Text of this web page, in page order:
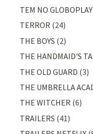
TEM NO GLOBOPLAY
TERROR (24)
THE BOYS (2)
THE HANDMAID'S
THE OLD GUARD (3)
THE UMBRELLA
THE WITCHER (6)
TRAILERS (41)